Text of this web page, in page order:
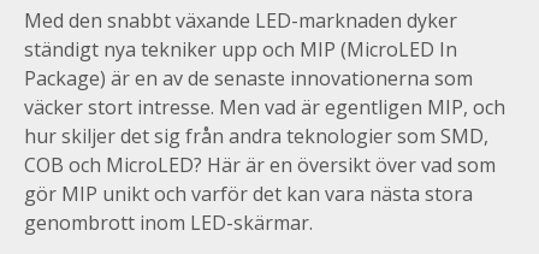
Med den snabbt växande LED-marknaden dyker
ständigt nya tekniker upp och MIP (MicroLED In
Package) är en av de senaste innovationerna som
väcker stort intresse. Men vad är egentligen MIP, och
hur skiljer det sig från andra teknologier som SMD,
COB och MicroLED? Här är en översikt över vad som
gör MIP unikt och varför det kan vara nästa stora
genombrott inom LED-skärmar.